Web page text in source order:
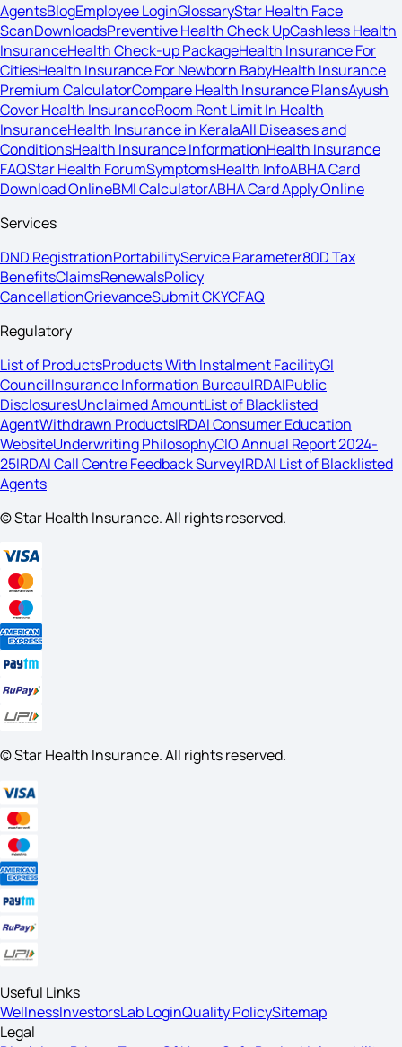
AgentsBlogEmployee LoginGlossaryStar Health Face
ScanDownloadsPreventive Health Check UpCashless Health
InsuranceHealth Check-up PackageHealth Insurance For
CitiesHealth Insurance For Newborn BabyHealth Insurance
Premium CalculatorCompare Health Insurance PlansAyush
Cover Health InsuranceRoom Rent Limit In Health
InsuranceHealth Insurance in KeralaAll Diseases and
ConditionsHealth Insurance InformationHealth Insurance
FAQStar Health ForumSymptomsHealth InfoABHA Card
Download OnlineBMI CalculatorABHA Card Apply Online
Services
DND RegistrationPortabilityService Parameter80D Tax
BenefitsClaimsRenewalsPolicy
CancellationGrievanceSubmit CKYCFAQ
Regulatory
List of ProductsProducts With Instalment FacilityGI
CouncilInsurance Information BureauIRDAIPublic
DisclosuresUnclaimed AmountList of Blacklisted
AgentWithdrawn ProductsIRDAI Consumer Education
WebsiteUnderwriting PhilosophyCIO Annual Report 2024-
25IRDAI Call Centre Feedback SurveyIRDAI List of Blacklisted
Agents
© Star Health Insurance. All rights reserved.
© Star Health Insurance. All rights reserved.
Useful Links
WellnessInvestorsLab LoginQuality PolicySitemap
Legal